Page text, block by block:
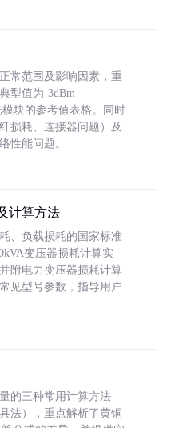
常范围及影响因素，重
型值为-3dBm
块的参考值表格。同时
损耗、连接器问题）及
性能问题。
计算方法
、负载损耗的国家标准
变压器损耗计算实
附电力变压器损耗计算
见型号参数，指导用户
的三种常用计算方法
法），重点解析了黄铜